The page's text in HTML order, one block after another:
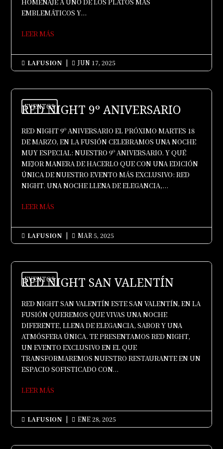
EMBLEMÁTICOS Y...
LEER MÁS
 LAFUSION |  JUN 17, 2025
EVENTOS
RED NIGHT 9º ANIVERSARIO
RED NIGHT 9º ANIVERSARIO EL PRÓXIMO MARTES 18
DE MARZO, EN LA FUSIÓN CELEBRAMOS UNA NOCHE
MUY ESPECIAL: NUESTRO 9º ANIVERSARIO. Y QUÉ
MEJOR MANERA DE HACERLO QUE CON UNA EDICIÓN
ÚNICA DE NUESTRO EVENTO MÁS EXCLUSIVO: RED
NIGHT. UNA NOCHE LLENA DE ELEGANCIA,...
LEER MÁS
 LAFUSION |  MAR 5, 2025
EVENTOS
RED NIGHT SAN VALENTÍN
RED NIGHT SAN VALENTÍN ESTE SAN VALENTÍN, EN LA
FUSIÓN QUEREMOS QUE VIVAS UNA NOCHE
DIFERENTE, LLENA DE ELEGANCIA, SABOR Y UNA
ATMÓSFERA ÚNICA. TE PRESENTAMOS RED NIGHT,
UN EVENTO EXCLUSIVO EN EL QUE
TRANSFORMAREMOS NUESTRO RESTAURANTE EN UN
ESPACIO SOFISTICADO CON...
LEER MÁS
 LAFUSION |  ENE 28, 2025